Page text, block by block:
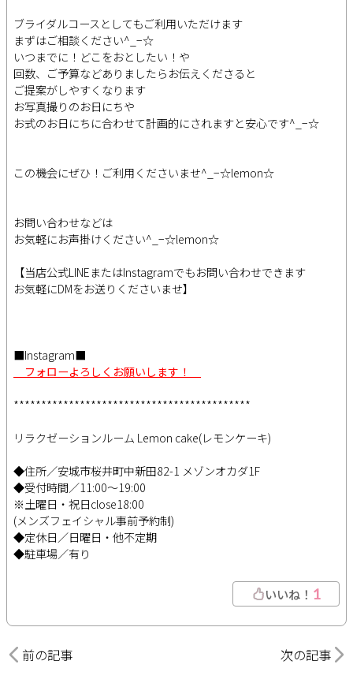
ブライダルコースとしてもご利用いただけます
まずはご相談ください^_−☆
いつまでに！どこをおとしたい！や
回数、ご予算などありましたらお伝えくださると
ご提案がしやすくなります
お写真撮りのお日にちや
お式のお日にちに合わせて計画的にされますと安心です^_−☆
この機会にぜひ！ご利用くださいませ^_−☆lemon☆
お問い合わせなどは
お気軽にお声掛けください^_−☆lemon☆
【当店公式LINEまたはInstagramでもお問い合わせできます
お気軽にDMをお送りくださいませ】
■Instagram■
フォローよろしくお願いします！
*******************************************
リラクゼーションルーム Lemon cake(レモンケーキ)
◆住所／安城市桜井町中新田82-1 メゾンオカダ1F
◆受付時間／11:00～19:00
※土曜日・祝日close18:00
(メンズフェイシャル事前予約制)
◆定休日／日曜日・他不定期
◆駐車場／有り
いいね！ 1
前の記事 次の記事